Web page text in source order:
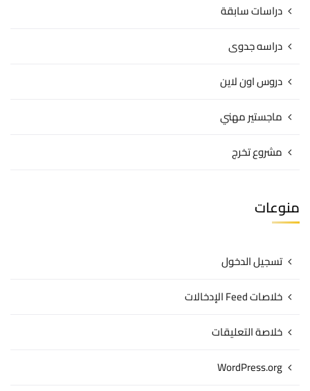
دراسات سابقة
دراسه جدوى
دروس اون لاين
ماجستير مهني
مشروع تخرج
منوعات
تسجيل الدخول
خلاصات Feed الإدخالات
خلاصة التعليقات
WordPress.org